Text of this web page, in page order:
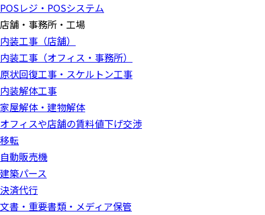
POSレジ・POSシステム
店舗・事務所・工場
内装工事（店舗）
内装工事（オフィス・事務所）
原状回復工事・スケルトン工事
内装解体工事
家屋解体・建物解体
オフィスや店舗の賃料値下げ交渉
移転
自動販売機
建築パース
決済代行
文書・重要書類・メディア保管